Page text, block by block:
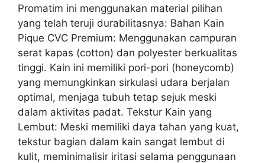
Promatim ini menggunakan material pilihan
yang telah teruji durabilitasnya: Bahan Kain
Pique CVC Premium: Menggunakan campuran
serat kapas (cotton) dan polyester berkualitas
tinggi. Kain ini memiliki pori-pori (honeycomb)
yang memungkinkan sirkulasi udara berjalan
optimal, menjaga tubuh tetap sejuk meski
dalam aktivitas padat. Tekstur Kain yang
Lembut: Meski memiliki daya tahan yang kuat,
tekstur bagian dalam kain sangat lembut di
kulit, meminimalisir iritasi selama penggunaan